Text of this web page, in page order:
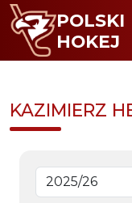
POLSKI
HOKEJ
KAZIMIERZ